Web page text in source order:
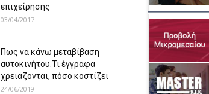
επιχείρησης
03/04/2017
Πως να κάνω μεταβίβαση
αυτοκινήτου.Τι έγγραφα
χρειάζονται, πόσο κοστίζει
24/06/2019